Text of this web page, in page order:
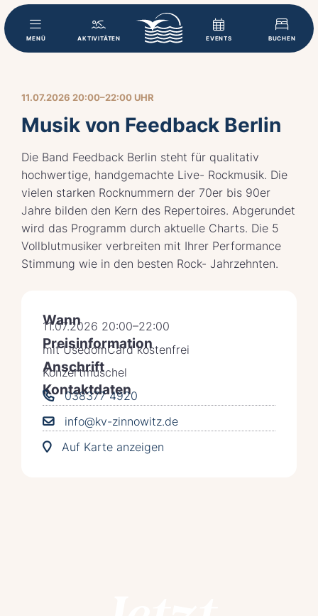
MENÜ AKTIVITÄTEN EVENTS BUCHEN
11.07.2026 20:00–22:00 UHR
Musik von Feedback Berlin
Die Band Feedback Berlin steht für qualitativ
hochwertige, handgemachte Live- Rockmusik. Die
vielen starken Rocknummern der 70er bis 90er
Jahre bilden den Kern des Repertoires. Abgerundet
wird das Programm durch aktuelle Charts. Die 5
Vollblutmusiker verbreiten mit Ihrer Performance
Stimmung wie in den besten Rock- Jahrzehnten.
Wann
11.07.2026 20:00–22:00
Preisinformation
mit UsedomCard kostenfrei
Anschrift
Konzertmuschel
Kontaktdaten
038377 4920
info@kv-zinnowitz.de
Auf Karte anzeigen